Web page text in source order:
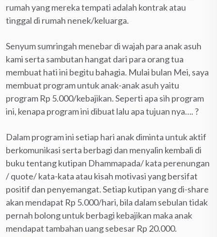
rumah yang mereka tempati adalah kontrak atau
tinggal di rumah nenek/keluarga.
Senyum sumringah menebar di wajah para anak asuh
kami serta sambutan hangat dari para orang tua
membuat hati ini begitu bahagia. Mulai bulan Mei, saya
membuat program untuk anak-anak asuh yaitu
program Rp 5.000/kebajikan. Seperti apa sih program
ini, kenapa program ini dibuat lalu apa tujuan nya…. ?
Dalam program ini setiap hari anak diminta untuk aktif
berkomunikasi serta berbagi dan menyalin kembali di
buku tentang kutipan Dhammapada/ kata perenungan
/ quote/ kata-kata atau kisah motivasi yang bersifat
positif dan penyemangat. Setiap kutipan yang di-share
akan mendapat Rp 5.000/hari, bila dalam sebulan tidak
pernah bolong untuk berbagi kebajikan maka anak
mendapat tambahan uang sebesar Rp 20.000.